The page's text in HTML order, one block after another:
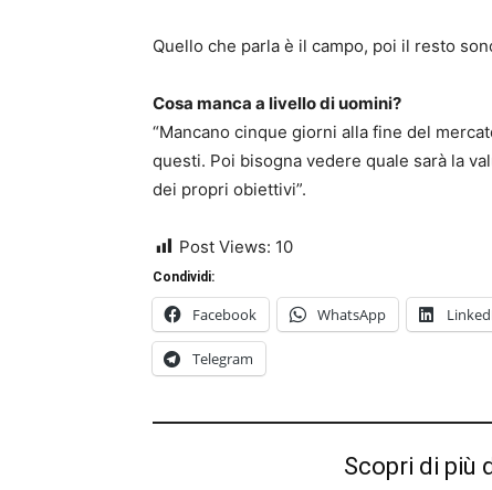
Quello che parla è il campo, poi il resto
Cosa manca a livello di uomini?
“Mancano cinque giorni alla fine del
questi. Poi bisogna vedere quale sarà la
dei propri obiettivi”.
Post Views: 10
Condividi:
Facebook WhatsApp
Telegram
Scopri di più